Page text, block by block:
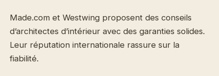
Made.com et Westwing proposent des conseils
d’architectes d’intérieur avec des garanties solides.
Leur réputation internationale rassure sur la
fiabilité.